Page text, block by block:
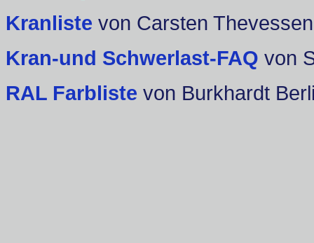
Kranliste von Carsten Thevessen
Kran-und Schwerlast-FAQ von
RAL Farbliste von Burkhardt